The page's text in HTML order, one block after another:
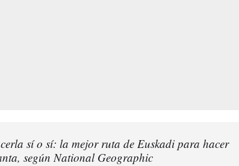
sí o sí: la mejor ruta de Euskadi para hacer
según National Geographic